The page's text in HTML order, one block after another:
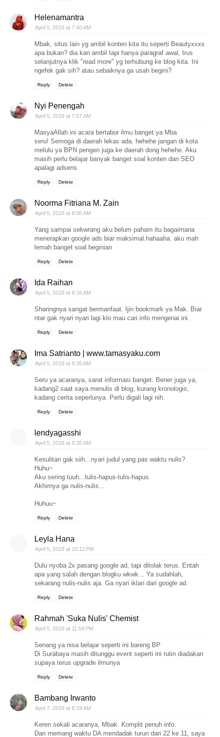
Helenamantra
April 5, 2019 at 7:40 AM
Mbak, situs lain yg ambil konten kita itu seperti Beautyxxxx
apa bukan? dia kan ambil tapi hanya paragraf awal, trus
selanjutnya klik "read more" yg terhubung ke blog kita. Ini
ngefek gak sih? atau sebaiknya ga usah begini?
Reply Delete
Nyi Penengah
April 5, 2019 at 7:57 AM
MasyaAllah ini acara bertabur ilmu banget ya Mba
seru! Semoga di daerah lekas ada, hehehe jangan di kota
melulu ya BPN pengen juga ke daerah dong hehehe. Aku
masih perlu belajar banyak banget soal konten dan SEO
apalagi adsens
Reply Delete
Noorma Fitriana M. Zain
April 5, 2019 at 8:06 AM
Yang sampai sekwrang aku belum paham itu bagaimana
menerapkan google ads biar maksimal.hahaaha. aku mah
lemah banget soal.beginian
Reply Delete
Ida Raihan
April 5, 2019 at 8:16 AM
Sharingnya sangat bermanfaat. Ijin bookmark ya Mak. Biar
ntar gak nyari nyari lagi klo mau cari info mengenai ini.
Reply Delete
Ima Satrianto | www.tamasyaku.com
April 5, 2019 at 8:26 AM
Seru ya acaranya, sarat informasi banget. Bener juga ya,
kadang2 saat saya menulis di blog, kurang kronologis,
kadang cerita seperlunya. Perlu digali lagi nih.
Reply Delete
lendyagasshi
April 5, 2019 at 8:26 AM
Kesulitan gak siih...nyari judul yang pas waktu nulis?
Huhu~
Aku sering tuuh...tulis-hapus-tulis-hapus.
Akhirnya ga nulis-nulis...
Huhuu~
Reply Delete
Leyla Hana
April 5, 2019 at 10:12 PM
Dulu nyoba 2x pasang google ad, tapi ditolak terus. Entah
apa yang salah dengan blogku wkwk... Ya sudahlah,
sekarang nulis-nulis aja. Ga nyari iklan dari google ad.
Reply Delete
Rahmah 'Suka Nulis' Chemist
April 5, 2019 at 11:59 PM
Senang ya nisa belajar seperti ini bareng BP
Di Surabaya masih ditunggu event seperti ini rutin diadakan
supaya terus upgrade ilmunya
Reply Delete
Bambang Irwanto
April 7, 2019 at 8:19 AM
Keren sekali acaranya, Mbak. Komplit penuh info.
Dan memang waktu DA mendadak turun dari 22 ke 11, saya